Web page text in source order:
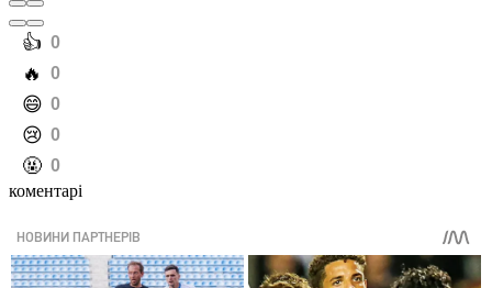
️👍 0
️🔥 0
️😄 0
️😢 0
️🤬 0
коментарі